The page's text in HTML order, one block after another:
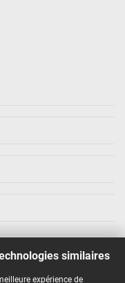
similaires
expérience de